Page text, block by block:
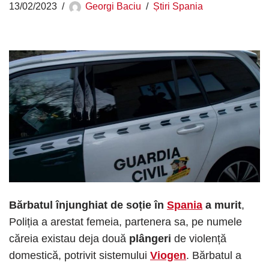
13/02/2023 Georgi Baciu Știri Spania
Bărbatul înjunghiat de soție în Spania a murit,
Poliția a arestat femeia, partenera sa, pe numele
căreia existau deja două plângeri de violență
domestică, potrivit sistemului Viogen. Bărbatul a